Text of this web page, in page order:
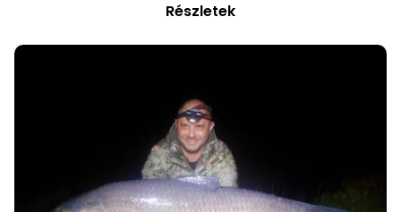
Részletek